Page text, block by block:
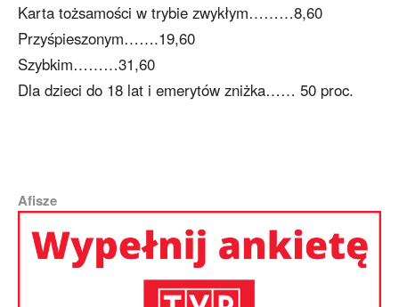
Karta tożsamości w trybie zwykłym………8,60
Przyśpieszonym…….19,60
Szybkim………31,60
Dla dzieci do 18 lat i emerytów zniżka…… 50 proc.
Afisze